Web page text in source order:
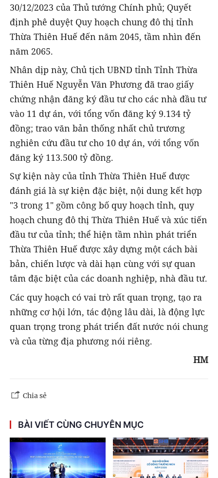
30/12/2023 của Thủ tướng Chính phủ; Quyết
định phê duyệt Quy hoạch chung đô thị tỉnh
Thừa Thiên Huế đến năm 2045, tầm nhìn đến
năm 2065.
Nhân dịp này, Chủ tịch UBND tỉnh Tỉnh Thừa
Thiên Huế Nguyễn Văn Phương đã trao giấy
chứng nhận đăng ký đầu tư cho các nhà đầu tư
vào 11 dự án, với tổng vốn đăng ký 9.134 tỷ
đồng; trao văn bản thống nhất chủ trương
nghiên cứu đầu tư cho 10 dự án, với tổng vốn
đăng ký 113.500 tỷ đồng.
Sự kiện này của tỉnh Thừa Thiên Huế được
đánh giá là sự kiện đặc biệt, nội dung kết hợp
"3 trong 1" gồm công bố quy hoạch tỉnh, quy
hoạch chung đô thị Thừa Thiên Huế và xúc tiến
đầu tư của tỉnh; thể hiện tầm nhìn phát triển
Thừa Thiên Huế được xây dựng một cách bài
bản, chiến lược và dài hạn cùng với sự quan
tâm đặc biệt của các doanh nghiệp, nhà đầu tư.
Các quy hoạch có vai trò rất quan trọng, tạo ra
những cơ hội lớn, tác động lâu dài, là động lực
quan trọng trong phát triển đất nước nói chung
và của từng địa phương nói riêng.
HM
Chia sẻ
BÀI VIẾT CÙNG CHUYÊN MỤC